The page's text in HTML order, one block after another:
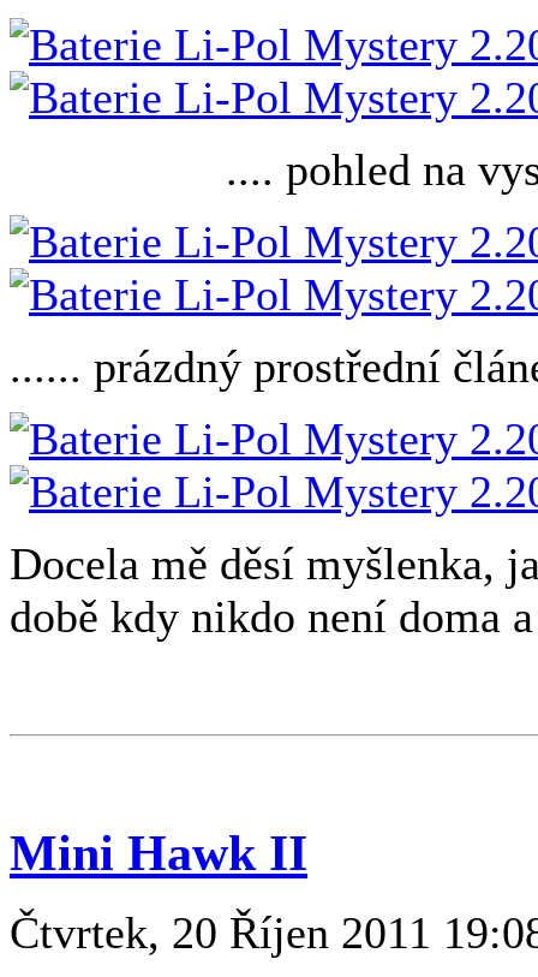
.... pohled na
...... prázdný prostřední
Docela mě děsí myšlenka,
době kdy nikdo není doma
Mini Hawk II
Čtvrtek, 20 Říjen 2011